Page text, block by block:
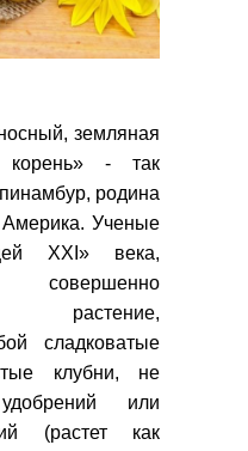
земляная
корень» - так
родина
Ученые
XXI» века,
растение,
сладковатые
клубни, не
или
(растет как